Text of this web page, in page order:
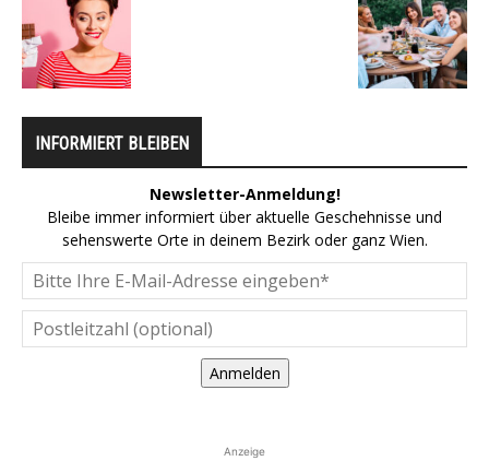
INFORMIERT BLEIBEN
Newsletter-Anmeldung!
Bleibe immer informiert über aktuelle Geschehnisse und
sehenswerte Orte in deinem Bezirk oder ganz Wien.
Anmelden
Anzeige